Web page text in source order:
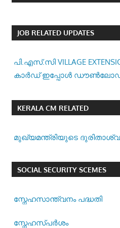
JOB RELATED UPDATES
പി.എസ്.സി VILLAGE
കാർഡ് ഇപ്പോൾ ഡൗൺലോഡ്
KERALA CM RELATED
മുഖ്യമന്ത്രിയുടെ
SOCIAL SECURITY SCEMES
സ്നേഹസാന്ത്വനം പദ്ധതി
സ്നേഹസ്പര്‍ശം